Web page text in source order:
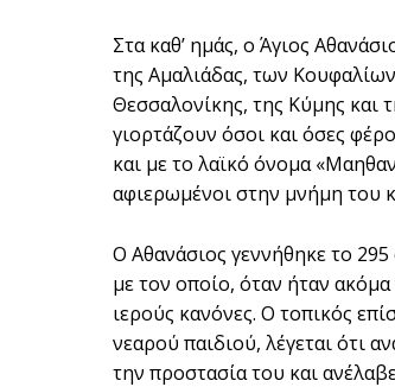
Στα καθ’ ημάς, ο Άγιος
της Αμαλιάδας, των
Θεσσαλονίκης, της Κύμης και
γιορτάζουν όσοι και όσες
και με το λαϊκό όνομα
αφιερωμένοι στην μνήμη του
Ο Αθανάσιος γεννήθηκε το
με τον οποίο, όταν ήταν
ιερούς κανόνες. Ο τοπικός
νεαρού παιδιού, λέγεται ότι
την προστασία του και